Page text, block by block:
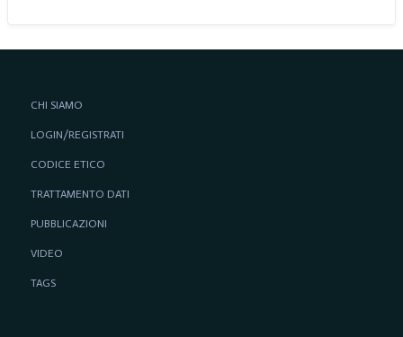
CHI SIAMO
LOGIN/REGISTRATI
CODICE ETICO
TRATTAMENTO DATI
PUBBLICAZIONI
VIDEO
TAGS